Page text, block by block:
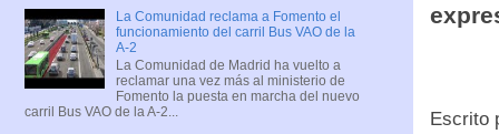
Escrito
La Comunidad reclama a Fomento el
funcionamiento del carril Bus VAO de la
A-2
La Comunidad de Madrid ha vuelto a
reclamar una vez más al ministerio de
Fomento la puesta en marcha del nuevo
carril Bus VAO de la A-2...